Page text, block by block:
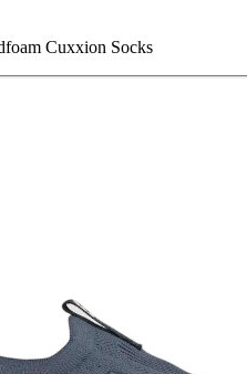
Cuxxion Socks